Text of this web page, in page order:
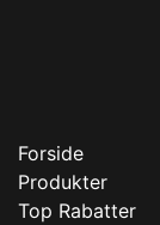
Forside
Produkter
Top Rabatter